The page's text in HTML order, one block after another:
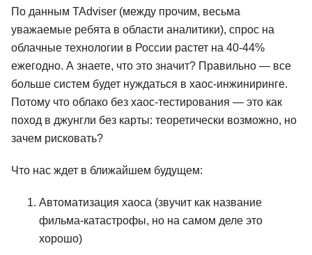
По данным TAdviser (между прочим, весьма
уважаемые ребята в области аналитики), спрос на
облачные технологии в России растет на 40-44%
ежегодно. А знаете, что это значит? Правильно — все
больше систем будет нуждаться в хаос-инжиниринге.
Потому что облако без хаос-тестирования — это как
поход в джунгли без карты: теоретически возможно, но
зачем рисковать?
Что нас ждет в ближайшем будущем:
Автоматизация хаоса (звучит как название
фильма-катастрофы, но на самом деле это
хорошо)